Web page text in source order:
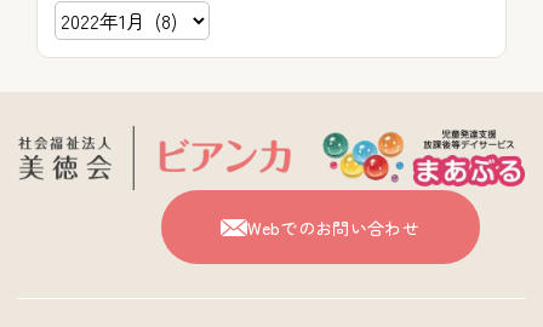
Webでのお問い合わせ